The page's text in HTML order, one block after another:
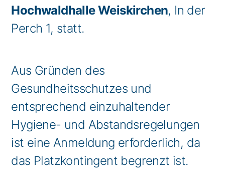
Hochwaldhalle Weiskirchen, In der
Perch 1, statt.
Aus Gründen des
Gesundheitsschutzes und
entsprechend einzuhaltender
Hygiene- und Abstandsregelungen
ist eine Anmeldung erforderlich, da
das Platzkontingent begrenzt ist.